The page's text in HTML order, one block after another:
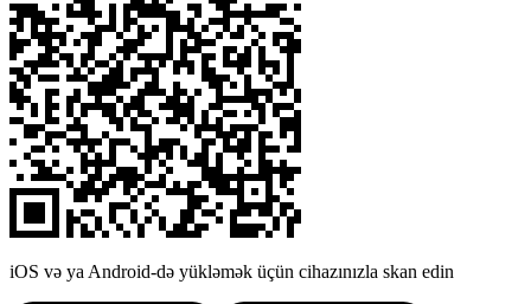
iOS və ya Android-də yükləmək üçün cihazınızla skan edin